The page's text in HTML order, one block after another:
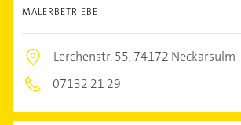
MALERBETRIEBE
Lerchenstr. 55,74172 Neckarsulm
07132 21 29